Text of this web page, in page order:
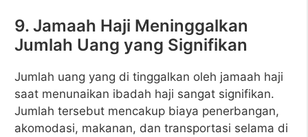
9. Jamaah Haji Meninggalkan
Jumlah Uang yang Signifikan
Jumlah uang yang di tinggalkan oleh jamaah haji
saat menunaikan ibadah haji sangat signifikan.
Jumlah tersebut mencakup biaya penerbangan,
akomodasi, makanan, dan transportasi selama di